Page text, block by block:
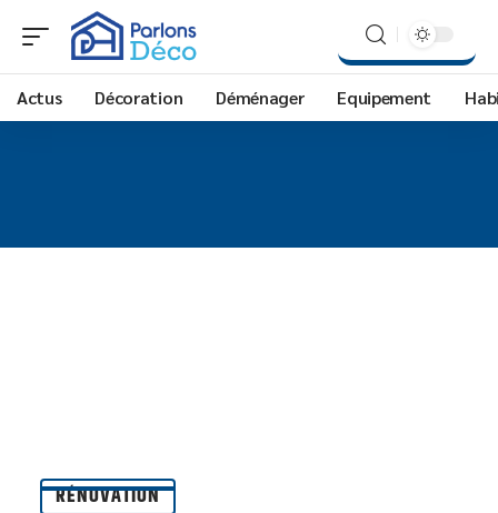
Actus Décoration Déménager Equipement
RÉNOVATION